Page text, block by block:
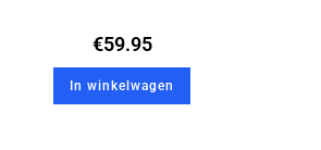
€59.95
In winkelwagen